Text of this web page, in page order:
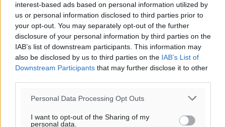
interest-based ads based on personal information utilized by
us or personal information disclosed to third parties prior to
your opt-out. You may separately opt-out of the further
disclosure of your personal information by third parties on the
IAB’s list of downstream participants. This information may
also be disclosed by us to third parties on the IAB’s List of
Downstream Participants that may further disclose it to other
Personal Data Processing Opt Outs
I want to opt-out of the Sharing of my
personal data.